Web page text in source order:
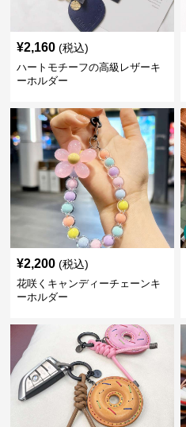
¥2,160 (税込)
ハートモチーフの高級レザーキ
ーホルダー
¥2,200 (税込)
花咲くキャンディーチェーンキ
ーホルダー